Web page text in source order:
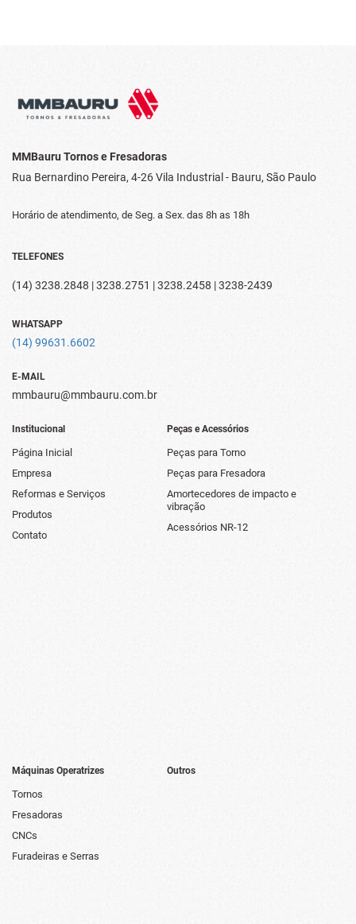
MMBauru Tornos e Fresadoras
Rua Bernardino Pereira, 4-26Vila Industrial - Bauru, São Paulo
Horário de atendimento, de Seg. a Sex. das 8h as 18h
TELEFONES
(14) 3238.2848 | 3238.2751 | 3238.2458 | 3238-2439
WHATSAPP
(14) 99631.6602
E-MAIL
mmbauru@mmbauru.com.br
Institucional
Página Inicial
Empresa
Reformas e Serviços
Produtos
Contato
Peças e Acessórios
Peças para Torno
Peças para Fresadora
Amortecedores de impacto e
vibração
Acessórios NR-12
Máquinas Operatrizes
Tornos
Fresadoras
CNCs
Furadeiras e Serras
Outros